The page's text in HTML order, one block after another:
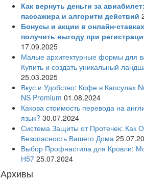
Как вернуть деньги за
пассажира и алгоритм действий
Бонусы и акции в онлайн-
получить выгоду при
17.09.2025
Малые архитектурные формы для
Купить и создать уникальный
25.03.2025
Вкус и Удобство: Кофе в Капсулах
NS Premium 01.08.2024
Какова стоимость перевода на
язык? 30.07.2024
Система Защиты от Протечек: Как
Безопасность Вашего Дома
Выбор Профнастила для Кровли:
Н57 25.07.2024
Архивы